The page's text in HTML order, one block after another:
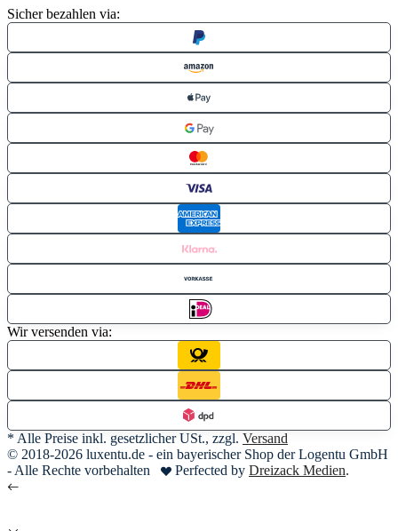
Sicher bezahlen via:
Wir versenden via:
* Alle Preise inkl. gesetzlicher USt., zzgl. Versand
© 2018-2026 luxentu.de - ein bayerischer Shop der Logentu GmbH
- Alle Rechte vorbehalten
Perfected by Dreizack Medien.